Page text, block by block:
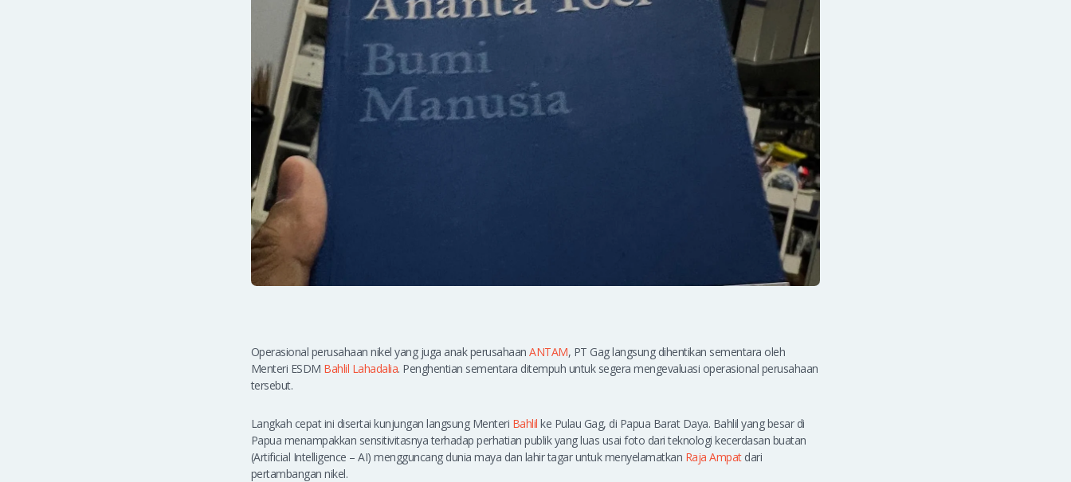
Operasional perusahaan nikel yang juga anak perusahaanANTAM, PT Gag langsung dihentikan sementara oleh
Menteri ESDM Bahlil Lahadalia. Penghentian sementara ditempuh untuk segera mengevaluasi operasional perusahaan
tersebut.
Langkah cepat ini disertai kunjungan langsung Menteri Bahlil ke Pulau Gag, di Papua Barat Daya. Bahlil yang besar di
Papua menampakkan sensitivitasnya terhadap perhatian publik yang luas usai foto dari teknologi kecerdasan buatan
(Artificial Intelligence – AI) mengguncang dunia maya dan lahir tagar untuk menyelamatkan Raja Ampatdari
pertambangan nikel.